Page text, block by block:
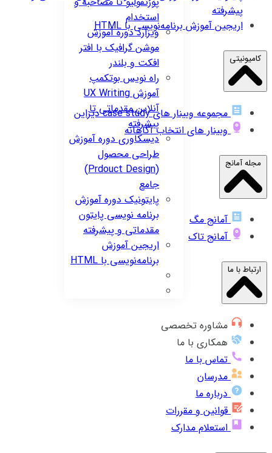
استخدام
ویزارددوره آموزش
موشن گرافیک با افتر
افکت و بلندر
راه نویسبوتکمپ
آموزش UX Writing
آنلاین مقدماتی تا
پیشرفته
دیسکاوریدوره آموزش
طراحی محصول
(Prdouct Design)
جامع
پایتونیکدوره آموزش
برنامه نویسی پایتون
مقدماتی و پیشرفته
اریجینآموزش
برنامه‌نویسی با HTML
پیشرفته
اریجینآموزش برنامه‌نویسی با HTML
کامیونیتی
مجموعه وبینار های case study دیزاین
وبینار های انتخاب آگاهانه
مجله آمانج
آمانج مگ
آمانج تاک
ارتباط با ما
مشاوره تخصصی
همکاری با ما
تماس با ما
مدرسان
درباره ما
قوانین و مقررات
استعلام مدارک